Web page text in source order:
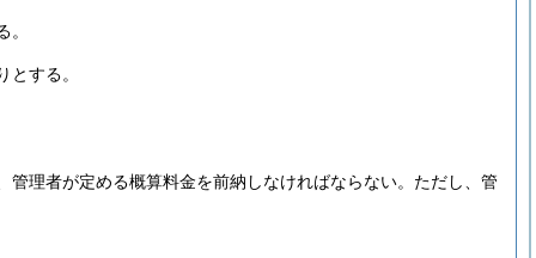
する。
理者が定める概算料金を前納しなければならない。 ただし、管